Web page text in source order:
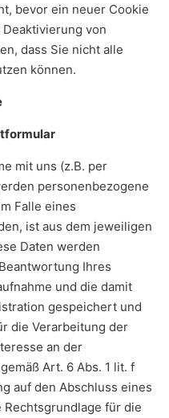
bevor ein neuer Cookie
von
dass Sie nicht alle
können.
mit uns (z.B. per
personenbezogene
Falle eines
ist aus dem jeweiligen
Daten werden
Ihres
und die damit
gespeichert und
die Verarbeitung der
an der
Art. 6 Abs. 1 lit. f
auf den Abschluss eines
für die